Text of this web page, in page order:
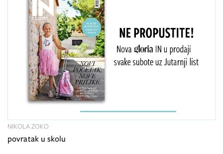
povratak u skolu
NIKOLA ZOKO